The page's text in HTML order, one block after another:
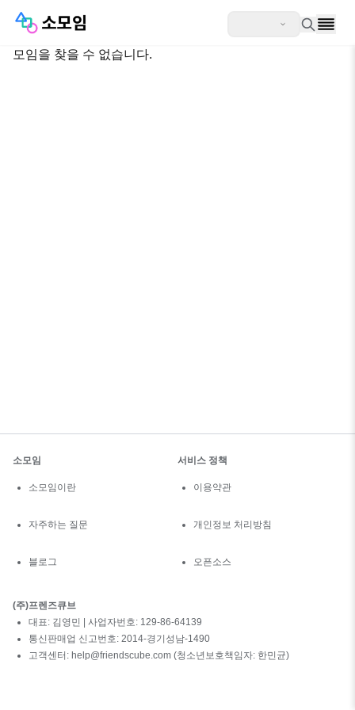
모임을 찾을 수 없습니다.
소모임
소모임이란
자주하는 질문
블로그
서비스 정책
이용약관
개인정보 처리방침
오픈소스
(주)프렌즈큐브
대표: 김영민 | 사업자번호: 129-86-64139
통신판매업 신고번호: 2014-경기성남-1490
고객센터: help@friendscube.com (청소년보호책임자: 한민균)